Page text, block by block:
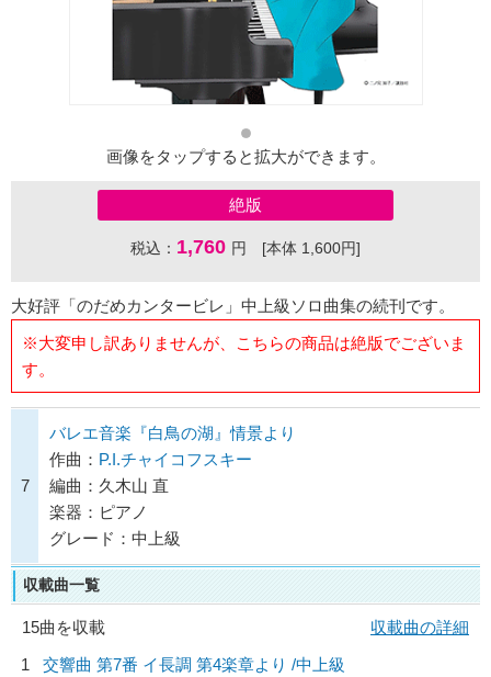
画像をタップすると拡大ができます。
絶版
税込： 1,760 円 [本体 1,600円]
大好評「のだめカンタービレ」中上級ソロ曲集の続刊です。
※大変申し訳ありませんが、こちらの商品は絶版でございま
す。
7
バレエ音楽『白鳥の湖』情景より
作曲： P.I.チャイコフスキー
編曲：久木山 直
楽器：ピアノ
グレード：中上級
収載曲一覧
15曲を収載
収載曲の詳細
1
交響曲 第7番 イ長調 第4楽章より /中上級